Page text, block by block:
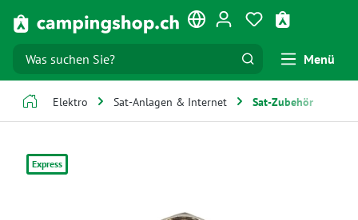
Zum Hauptinhalt springen Du hast 0
Menü
Elektro Sat-Anlagen & Internet Sat-Zubehör
Express
Bildergalerie überspringen